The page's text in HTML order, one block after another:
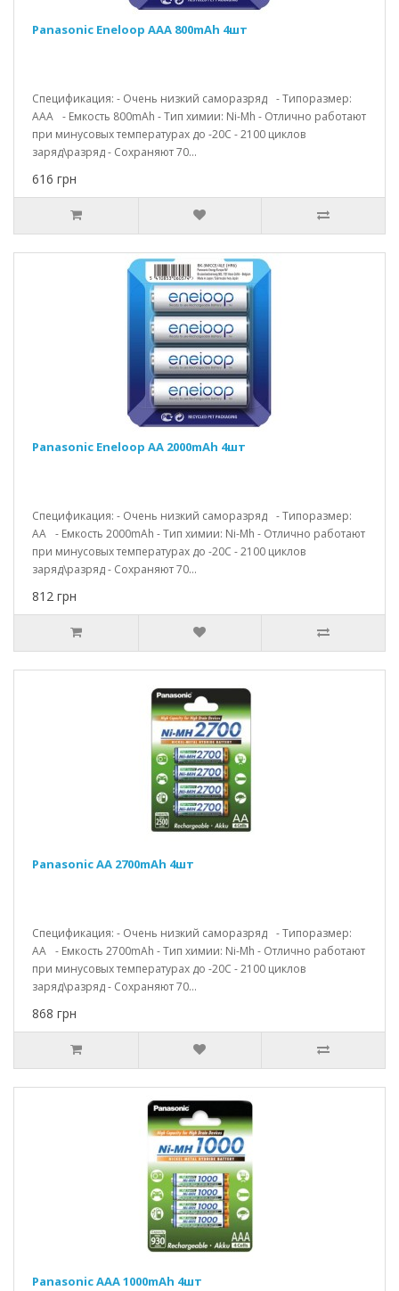
Panasonic Eneloop AAA 800mAh 4шт
Спецификация: - Очень низкий саморазряд - Типоразмер:
АAА - Емкость 800mAh - Тип химии: Ni-Mh - Отлично работают
при минусовых температурах до -20С - 2100 циклов
заряд\разряд - Сохраняют 70...
616 грн
Panasonic Eneloop AA 2000mAh 4шт
Спецификация: - Очень низкий саморазряд - Типоразмер:
АА - Емкость 2000mAh - Тип химии: Ni-Mh - Отлично работают
при минусовых температурах до -20С - 2100 циклов
заряд\разряд - Сохраняют 70...
812 грн
Panasonic AA 2700mAh 4шт
Спецификация: - Очень низкий саморазряд - Типоразмер:
АА - Емкость 2700mAh - Тип химии: Ni-Mh - Отлично работают
при минусовых температурах до -20С - 2100 циклов
заряд\разряд - Сохраняют 70...
868 грн
Panasonic AAA 1000mAh 4шт